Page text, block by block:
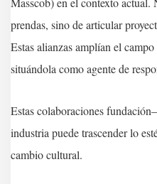
prendas, sino de articular
Estas alianzas amplían el
situándola como agente de
Estas colaboraciones
industria puede trascender lo
cambio cultural.